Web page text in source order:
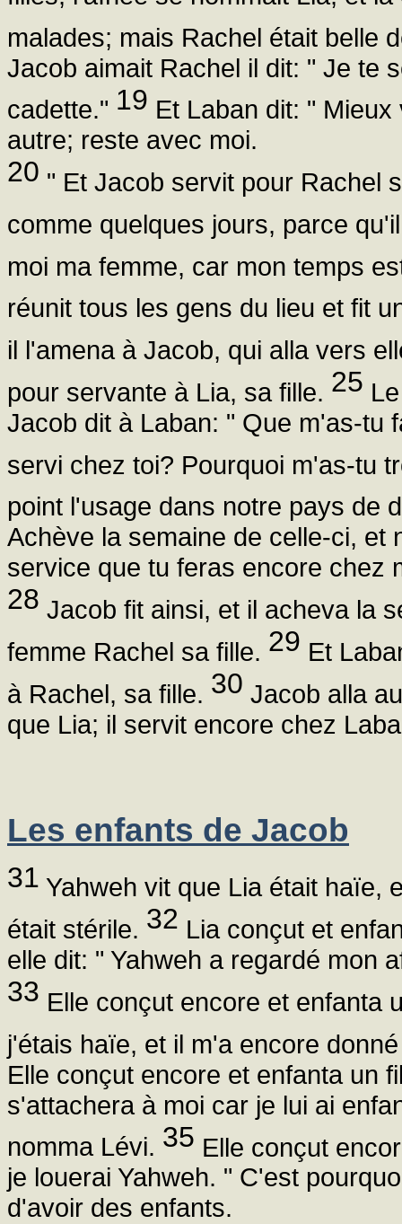
malades; mais Rachel était belle
Jacob aimait Rachel il dit: " Je te
cadette." 19 Et Laban dit: "
autre; reste avec moi.
20 " Et Jacob servit pour Rachel
comme quelques jours, parce
moi ma femme, car mon temps
réunit tous les gens du lieu et fit
il l'amena à Jacob, qui alla vers
pour servante à Lia, sa fille. 25
Jacob dit à Laban: " Que m'as-tu
servi chez toi? Pourquoi m'as-tu
point l'usage dans notre pays de
Achève la semaine de celle-ci, et
service que tu feras encore chez
28 Jacob fit ainsi, et il acheva la
femme Rachel sa fille. 29 Et
à Rachel, sa fille. 30 Jacob alla
que Lia; il servit encore chez
Les enfants de Jacob
31 Yahweh vit que Lia était haïe,
était stérile. 32 Lia conçut et
elle dit: " Yahweh a regardé mon
33 Elle conçut encore et enfanta
j'étais haïe, et il m'a encore
Elle conçut encore et enfanta un
s'attachera à moi car je lui ai
nomma Lévi. 35 Elle conçut
je louerai Yahweh. " C'est
d'avoir des enfants.